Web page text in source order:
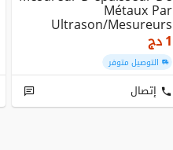
Métaux Par
Ultrason/Mesureurs
D'épaisseurs De Tôle
1دج
التوصيل متوفر
إتصال